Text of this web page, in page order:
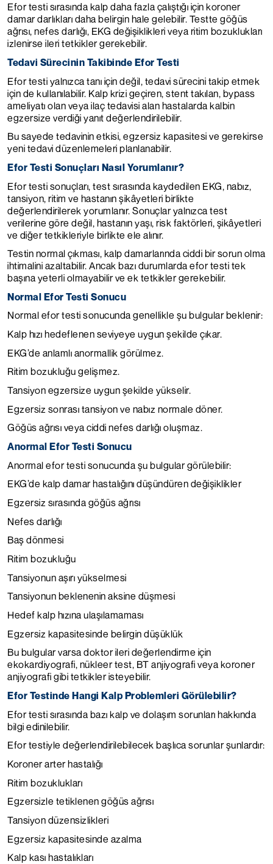
Efor testi sırasında kalp daha fazla çalıştığı için koroner
damar darlıkları daha belirgin hale gelebilir. Testte göğüs
ağrısı, nefes darlığı, EKG değişiklikleri veya ritim bozuklukları
izlenirse ileri tetkikler gerekebilir.
Tedavi Sürecinin Takibinde Efor Testi
Efor testi yalnızca tanı için değil, tedavi sürecini takip etmek
için de kullanılabilir. Kalp krizi geçiren, stent takılan, bypass
ameliyatı olan veya ilaç tedavisi alan hastalarda kalbin
egzersize verdiği yanıt değerlendirilebilir.
Bu sayede tedavinin etkisi, egzersiz kapasitesi ve gerekirse
yeni tedavi düzenlemeleri planlanabilir.
Efor Testi Sonuçları Nasıl Yorumlanır?
Efor testi sonuçları, test sırasında kaydedilen EKG, nabız,
tansiyon, ritim ve hastanın şikâyetleri birlikte
değerlendirilerek yorumlanır. Sonuçlar yalnızca test
verilerine göre değil, hastanın yaşı, risk faktörleri, şikâyetleri
ve diğer tetkikleriyle birlikte ele alınır.
Testin normal çıkması, kalp damarlarında ciddi bir sorun olma
ihtimalini azaltabilir. Ancak bazı durumlarda efor testi tek
başına yeterli olmayabilir ve ek tetkikler gerekebilir.
Normal Efor Testi Sonucu
Normal efor testi sonucunda genellikle şu bulgular beklenir:
Kalp hızı hedeflenen seviyeye uygun şekilde çıkar.
EKG’de anlamlı anormallik görülmez.
Ritim bozukluğu gelişmez.
Tansiyon egzersize uygun şekilde yükselir.
Egzersiz sonrası tansiyon ve nabız normale döner.
Göğüs ağrısı veya ciddi nefes darlığı oluşmaz.
Anormal Efor Testi Sonucu
Anormal efor testi sonucunda şu bulgular görülebilir:
EKG’de kalp damar hastalığını düşündüren değişiklikler
Egzersiz sırasında göğüs ağrısı
Nefes darlığı
Baş dönmesi
Ritim bozukluğu
Tansiyonun aşırı yükselmesi
Tansiyonun beklenenin aksine düşmesi
Hedef kalp hızına ulaşılamaması
Egzersiz kapasitesinde belirgin düşüklük
Bu bulgular varsa doktor ileri değerlendirme için
ekokardiyografi, nükleer test, BT anjiyografi veya koroner
anjiyografi gibi tetkikler isteyebilir.
Efor Testinde Hangi Kalp Problemleri Görülebilir?
Efor testi sırasında bazı kalp ve dolaşım sorunları hakkında
bilgi edinilebilir.
Efor testiyle değerlendirilebilecek başlıca sorunlar şunlardır:
Koroner arter hastalığı
Ritim bozuklukları
Egzersizle tetiklenen göğüs ağrısı
Tansiyon düzensizlikleri
Egzersiz kapasitesinde azalma
Kalp kası hastalıkları